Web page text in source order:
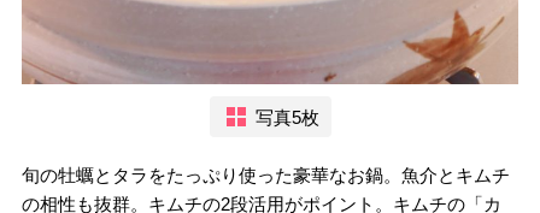
写真5枚
旬の牡蠣とタラをたっぷり使った豪華なお鍋。魚介とキムチ
の相性も抜群。キムチの2段活用がポイント。キムチの「カ